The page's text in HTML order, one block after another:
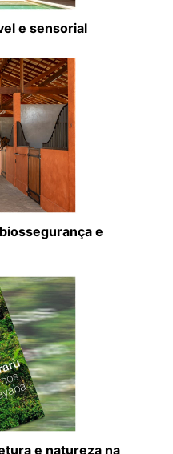
e sensorial
e
e natureza na